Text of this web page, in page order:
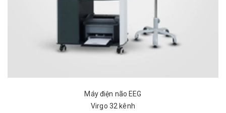
Máy điện não EEG
Virgo 32 kênh